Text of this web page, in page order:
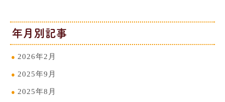
年月別記事
2026年2月
2025年9月
2025年8月